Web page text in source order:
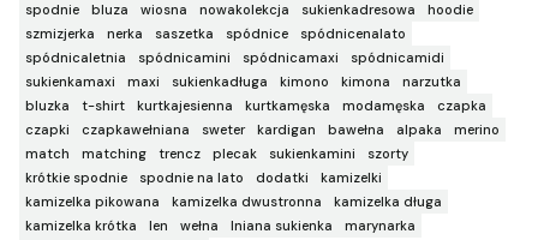
spodnie
bluza wiosna nowakolekcja sukienkadresowa
hoodie
szmizjerka
nerka saszetka spódnice
spódnicenalato
spódnicaletnia
spódnicamini spódnicamaxi
spódnicamidi
sukienkamaxi
maxi sukienkadługa kimono kimona
narzutka
bluzka
t-shirt kurtkajesienna kurtkamęska modamęska
czapka
czapki
czapkawełniana sweter kardigan bawełna alpaka
merino
match
matching trencz plecak sukienkamini
szorty
krótkie spodnie
spodnie na lato dodatki
kamizelki
kamizelka pikowana
kamizelka dwustronna
kamizelka długa
kamizelka krótka
len wełna lniana sukienka
marynarka